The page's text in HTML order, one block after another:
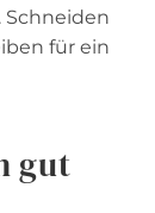
Schneiden
für ein
gut